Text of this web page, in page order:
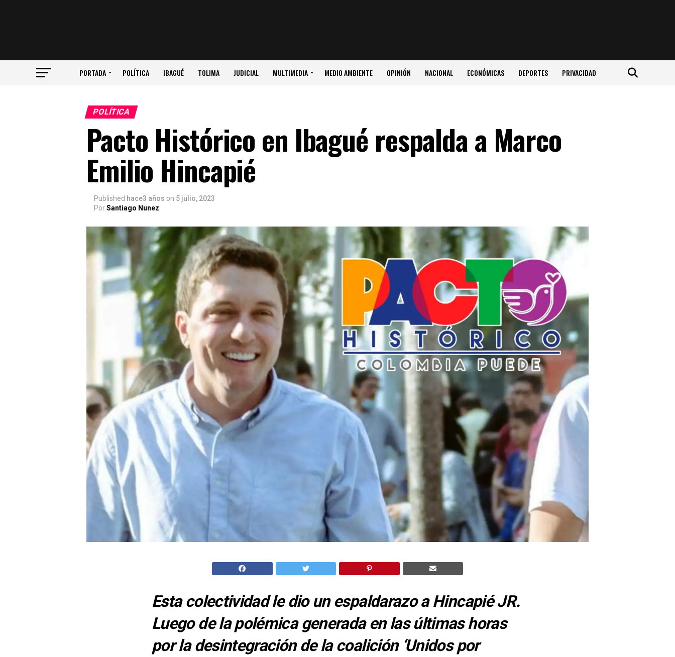
PORTADA POLÍTICA IBAGUÉ TOLIMA JUDICIAL MULTIMEDIA MEDIO AMBIENTE OPINIÓN NACIONAL ECONÓMICAS DEPORTES PRIVACIDAD
POLÍTICA
Pacto Histórico en Ibagué respalda a Marco
Emilio Hincapié
Published hace3 años on 5 julio, 2023
PorSantiago Nunez
Esta colectividad le dio un espaldarazo a Hincapié JR.
Luego de la polémica generada en las últimas horas
por la desintegración de la coalición ‘Unidos por